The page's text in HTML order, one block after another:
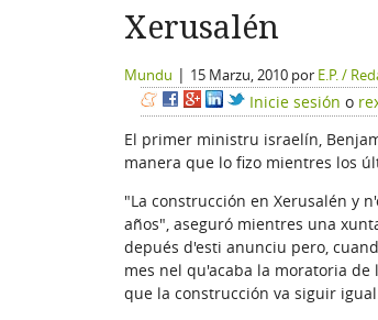
Xerusalén
Mundu | 15 Marzu, 2010 por E.P. /
Inicie sesión o
El primer ministru israelín,
manera que lo fizo mientres los
"La construcción en Xerusalén y
años", aseguró mientres una
depués d'esti anunciu pero,
mes nel qu'acaba la moratoria
que la construcción va siguir